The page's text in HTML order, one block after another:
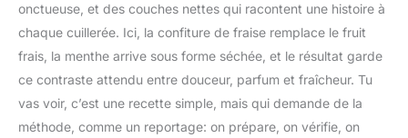
onctueuse, et des couches nettes qui racontent une histoire à
chaque cuillerée. Ici, la confiture de fraise remplace le fruit
frais, la menthe arrive sous forme séchée, et le résultat garde
ce contraste attendu entre douceur, parfum et fraîcheur. Tu
vas voir, c’est une recette simple, mais qui demande de la
méthode, comme un reportage: on prépare, on vérifie, on